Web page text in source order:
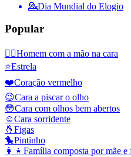
💁Dia Mundial do Elogio
Popular
🤦‍♂️Homem com a mão na cara
⭐Estrela
❤️Coração vermelho
😉Cara a piscar o olho
😳Cara com olhos bem abertos
☺️Cara sorridente
🤞 Figas
🐤Pintinho
👩‍👧 Família composta por mãe e